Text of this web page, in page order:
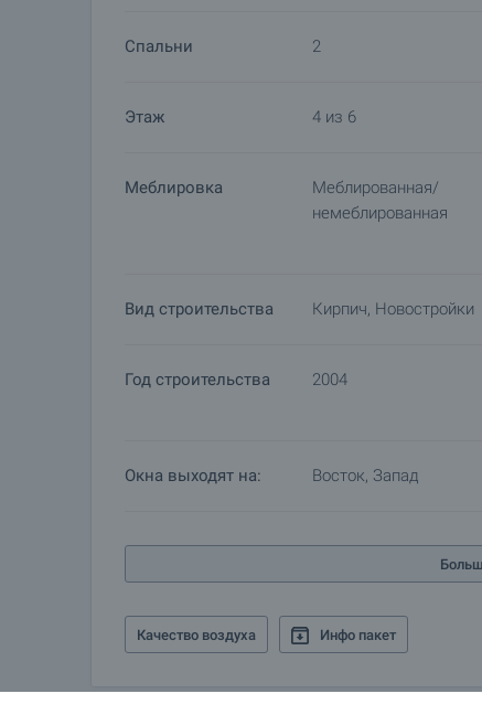
Спальни 2
Этаж 4 из 6
Меблировка
Меблированная/
немеблированная
Вид строительства Кирпич, Новостройки
Год строительства 2004
Окна выходят на: Восток, Запад
Качество воздуха Инфо пакет